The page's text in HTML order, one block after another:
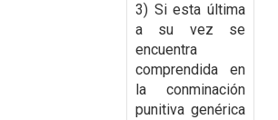
3) Si esta última
a su vez se
encuentra
comprendida en
la conminación
punitiva genérica